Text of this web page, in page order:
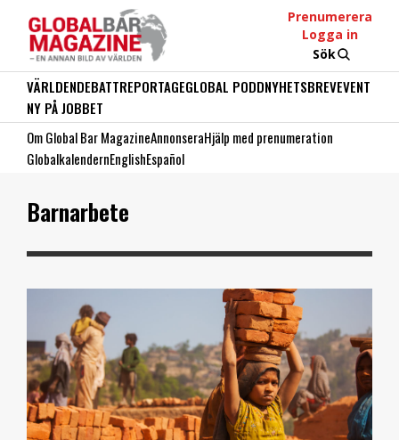
Prenumerera
Logga in
Sök
VÄRLDENDEBATTREPORTAGEGLOBAL PODDNYHETSBREVEVENT
NY PÅ JOBBET
Om Global Bar MagazineAnnonseraHjälp med prenumeration
GlobalkalendernEnglishEspañol
Barnarbete